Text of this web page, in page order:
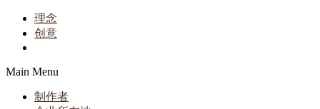
理念
创意
Main Menu
制作者